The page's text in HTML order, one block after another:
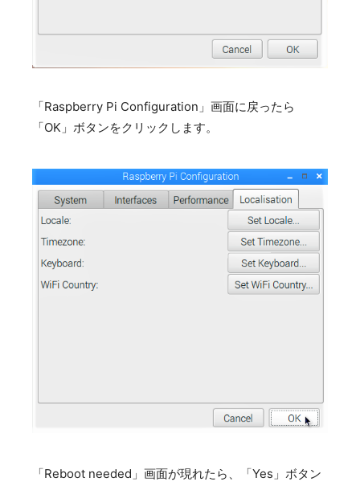
「Raspberry Pi Configuration」画面に戻ったら
「OK」ボタンをクリックします。
「Reboot needed」画面が現れたら、「Yes」ボタン